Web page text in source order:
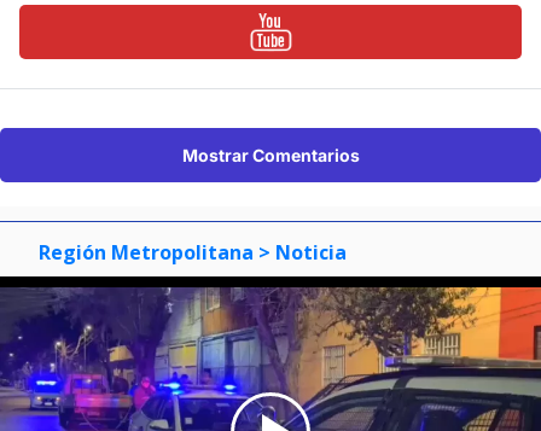
Mostrar Comentarios
Región Metropolitana > Noticia